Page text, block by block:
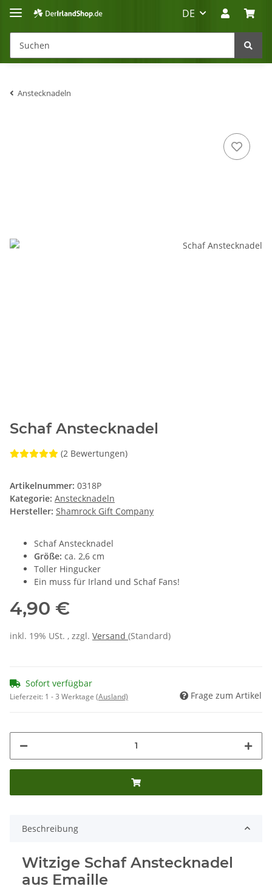
DE
Anstecknadeln
Schaf Anstecknadel
(2 Bewertungen)
Artikelnummer: 0318P
Kategorie: Anstecknadeln
Hersteller: Shamrock Gift Company
Schaf Anstecknadel
Größe: ca. 2,6 cm
Toller Hingucker
Ein muss für Irland und Schaf Fans!
4,90 €
inkl. 19% USt. , zzgl. Versand (Standard)
Sofort verfügbar
Lieferzeit: 1 - 3 Werktage (Ausland) Frage zum Artikel
Beschreibung
Witzige Schaf Anstecknadel
aus Emaille